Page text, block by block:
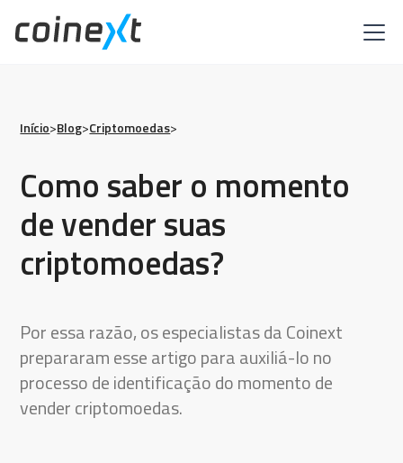
Início>Blog>Criptomoedas>
Como saber o momento
de vender suas
criptomoedas?
Por essa razão, os especialistas da Coinext
prepararam esse artigo para auxiliá-lo no
processo de identificação do momento de
vender criptomoedas.